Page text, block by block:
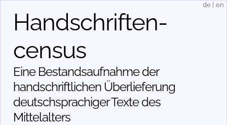
Handschriften­
census
Eine Bestandsaufnahme der
handschriftlichen Über­lieferung
deutschsprachiger Texte des
Mittelalters
de en